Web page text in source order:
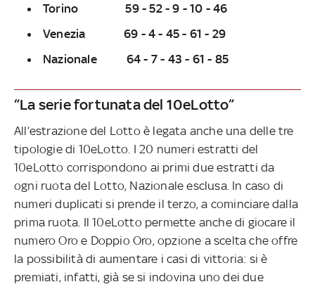
Torino 59 - 52 - 9 - 10 - 46
Venezia 69 - 4 - 45 - 61 - 29
Nazionale 64 - 7 - 43 - 61 - 85
“La serie fortunata del 10eLotto”
All’estrazione del Lotto è legata anche una delle tre
tipologie di 10eLotto. I 20 numeri estratti del
10eLotto corrispondono ai primi due estratti da
ogni ruota del Lotto, Nazionale esclusa. In caso di
numeri duplicati si prende il terzo, a cominciare dalla
prima ruota. Il 10eLotto permette anche di giocare il
numero Oro e Doppio Oro, opzione a scelta che offre
la possibilità di aumentare i casi di vittoria: si è
premiati, infatti, già se si indovina uno dei due